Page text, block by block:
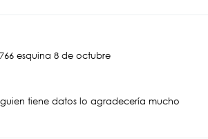
esquina 8 de octubre
tiene datos lo agradecería mucho